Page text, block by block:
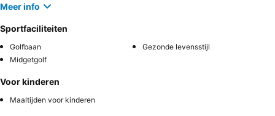
Meer info
Sportfaciliteiten
Golfbaan
Gezonde levensstijl
Midgetgolf
Voor kinderen
Maaltijden voor kinderen